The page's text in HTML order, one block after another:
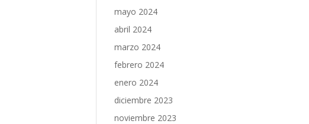
mayo 2024
abril 2024
marzo 2024
febrero 2024
enero 2024
diciembre 2023
noviembre 2023